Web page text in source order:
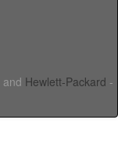
and Hewlett-Packard -